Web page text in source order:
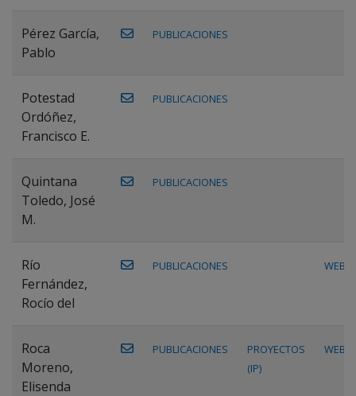
Pérez García,
Pablo
PUBLICACIONES
Potestad
Ordóñez,
Francisco E.
PUBLICACIONES
Quintana
Toledo, José
M.
PUBLICACIONES
Río
Fernández,
Rocío del
PUBLICACIONES WEB
Roca
Moreno,
Elisenda
PUBLICACIONES
PROYECTOS
(IP)
WEB